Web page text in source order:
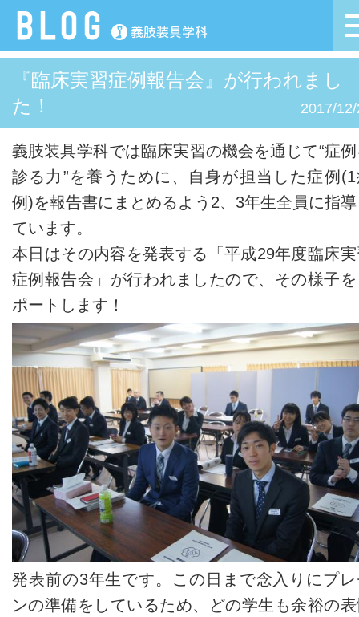
『臨床実習症例報告会』が行われまし
た！
2017/
義肢装具学科では臨床実習の機会を通じて“症
診る力”を養うために、自身が担当した症例(1
例)を報告書にまとめるよう2、3年生全員に指
ています。
本日はその内容を発表する「平成29年度臨床
症例報告会」が行われましたので、その様子
ポートします！
発表前の3年生です。この日まで念入りにプ
ンの準備をしているため、どの学生も余裕の